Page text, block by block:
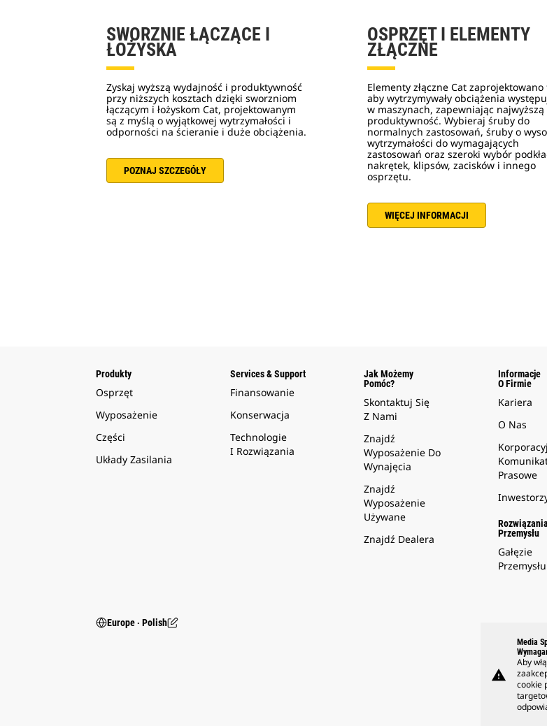
SWORZNIE ŁĄCZĄCE I
ŁOŻYSKA
Zyskaj wyższą wydajność i produktywność
przy niższych kosztach dzięki sworzniom
łączącym i łożyskom Cat, projektowanym
są z myślą o wyjątkowej wytrzymałości i
odporności na ścieranie i duże obciążenia.
POZNAJ SZCZEGÓŁY
OSPRZĘT I ELEMENTY
ZŁĄCZNE
Elementy złączne Cat zaprojektowano
aby wytrzymywały obciążenia
w maszynach, zapewniając najwyższą
produktywność. Wybieraj śruby do
normalnych zastosowań, śruby o
wytrzymałości do wymagających
zastosowań oraz szeroki wybór
nakrętek, klipsów, zacisków i innego
osprzętu.
WIĘCEJ INFORMACJI
Produkty
Osprzęt
Wyposażenie
Części
Układy Zasilania
Services & Support
Finansowanie
Konserwacja
Technologie
I Rozwiązania
Jak Możemy
Pomóc?
Skontaktuj Się
Z Nami
Znajdź
Wyposażenie Do
Wynajęcia
Znajdź
Wyposażenie
Używane
Znajdź Dealera
Informacje
O Firmie
Kariera
O Nas
Prasowe
Przemysłu
Gałęzie
Europe ‧ Polish
warning
Media
Aby
cookie